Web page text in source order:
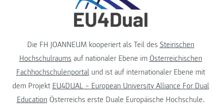
Die FH JOANNEUM kooperiert als Teil des Steirischen
Hochschulraums auf nationaler Ebene im Österreichischen
Fachhochschulenportalund ist auf internationaler Ebene mit
dem Projekt EU4DUAL – European University Alliance For Dual
Education Österreichs erste Duale Europäische Hochschule.